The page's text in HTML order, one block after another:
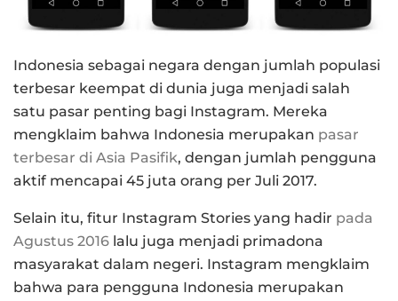
Indonesia sebagai negara dengan jumlah populasi
terbesar keempat di dunia juga menjadi salah
satu pasar penting bagi Instagram. Mereka
mengklaim bahwa Indonesia merupakan pasar
terbesar di Asia Pasifik, dengan jumlah pengguna
aktif mencapai 45 juta orang per Juli 2017.
Selain itu, fitur Instagram Stories yang hadir pada
Agustus 2016 lalu juga menjadi primadona
masyarakat dalam negeri. Instagram mengklaim
bahwa para pengguna Indonesia merupakan